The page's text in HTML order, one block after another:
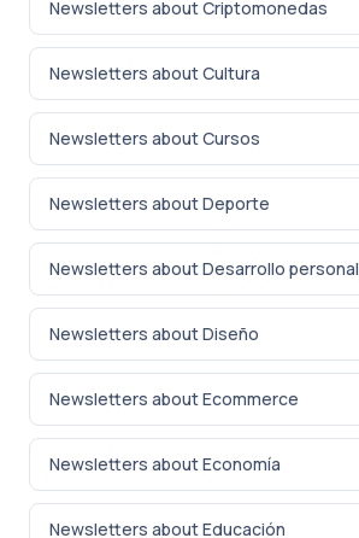
Newsletters about Criptomonedas
Newsletters about Cultura
Newsletters about Cursos
Newsletters about Deporte
Newsletters about Desarrollo personal
Newsletters about Diseño
Newsletters about Ecommerce
Newsletters about Economía
Newsletters about Educación